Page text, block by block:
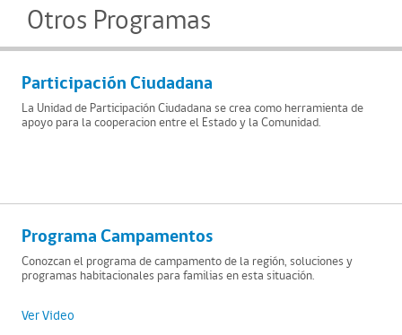
Otros Programas
Participación Ciudadana
La Unidad de Participación Ciudadana se crea como herramienta de
apoyo para la cooperacion entre el Estado y la Comunidad.
Programa Campamentos
Conozcan el programa de campamento de la región, soluciones y
programas habitacionales para familias en esta situación.
Ver Video